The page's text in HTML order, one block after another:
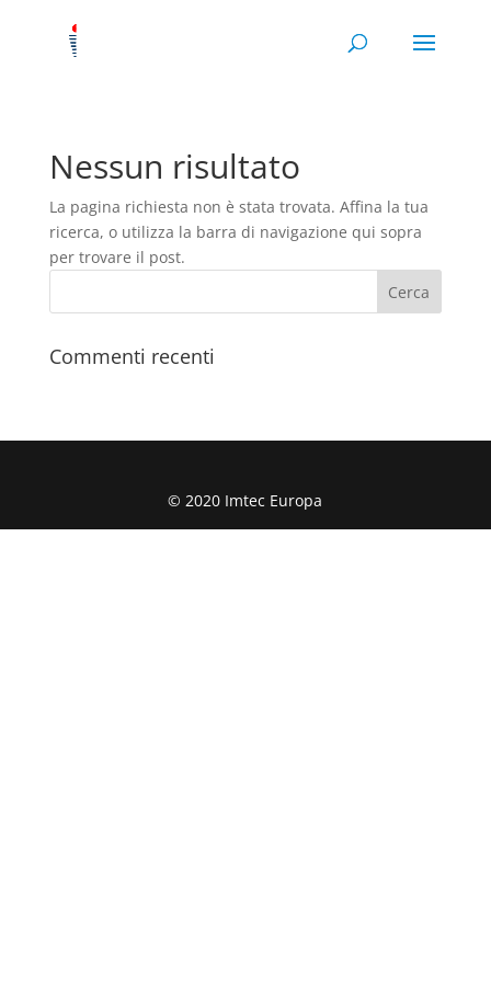
Nessun risultato
La pagina richiesta non è stata trovata. Affina la tua
ricerca, o utilizza la barra di navigazione qui sopra
per trovare il post.
Commenti recenti
© 2020 Imtec Europa